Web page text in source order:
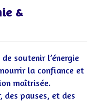
&
soutenir l’énergie
la confiance et
maîtrisée.
des pauses, et des